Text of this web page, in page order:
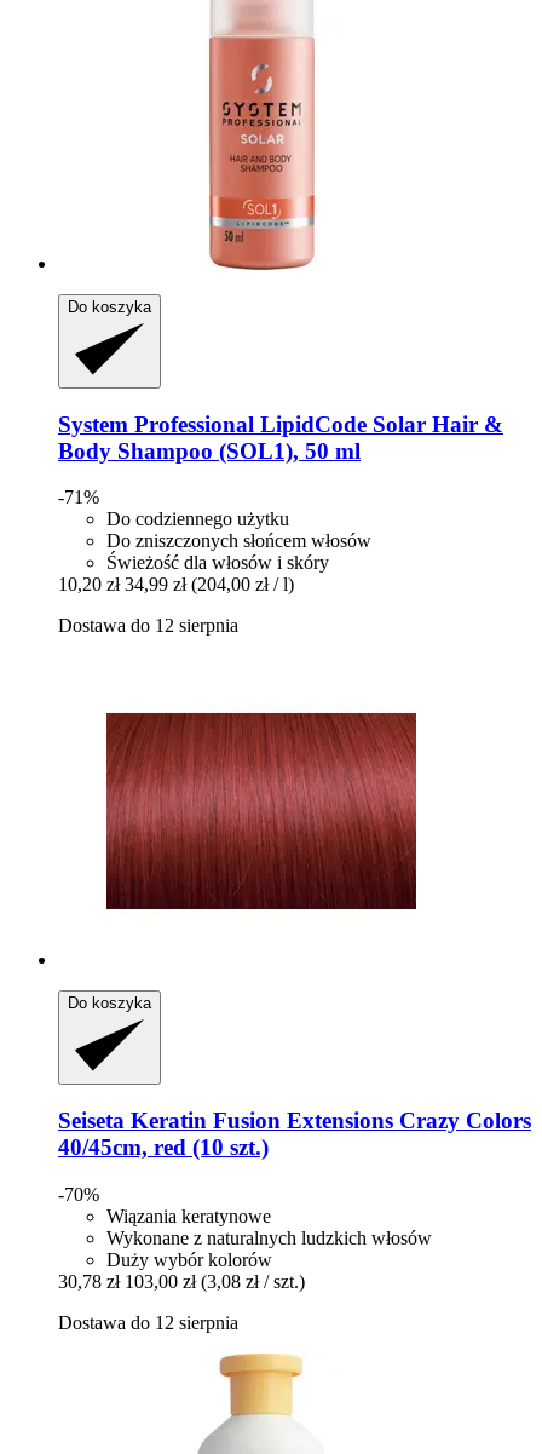
Do koszyka
System Professional LipidCode Solar Hair &
Body Shampoo (SOL1), 50 ml
-71%
Do codziennego użytku
Do zniszczonych słońcem włosów
Świeżość dla włosów i skóry
10,20 zł 34,99 zł (204,00 zł / l)
Dostawa do 12 sierpnia
Do koszyka
Seiseta Keratin Fusion Extensions Crazy Colors
40/45cm, red (10 szt.)
-70%
Wiązania keratynowe
Wykonane z naturalnych ludzkich włosów
Duży wybór kolorów
30,78 zł 103,00 zł (3,08 zł / szt.)
Dostawa do 12 sierpnia